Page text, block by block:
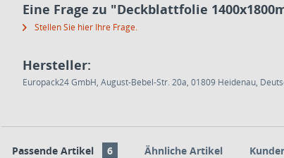
Eine Frage zu "Deckblattfolie
Stellen Sie hier Ihre Frage.
Hersteller:
Europack24 GmbH, August-Bebel-Str. 20a, 01809 Heidenau,
Passende Artikel 6 Ähnliche Artikel